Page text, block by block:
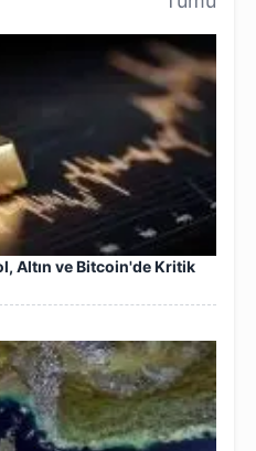
Altın ve Bitcoin'de Kritik